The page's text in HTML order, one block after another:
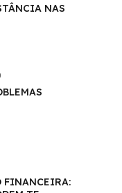
NAS
FINANCEIRA: